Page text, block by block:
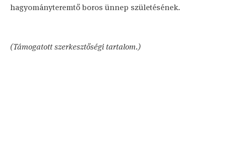
hagyományteremtő boros ünnep születésének.
(Támogatott szerkesztőségi tartalom.)